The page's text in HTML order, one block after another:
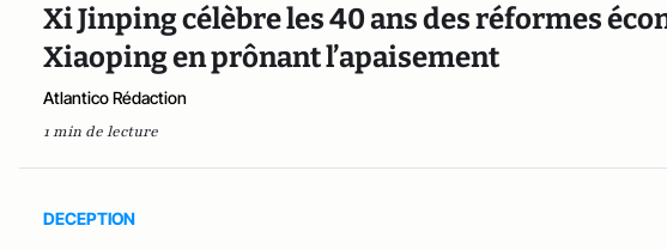
Xi Jinping célèbre les 40 ans des réformes
Xiaoping en prônant l’apaisement
Atlantico Rédaction
1 min de lecture
DECEPTION